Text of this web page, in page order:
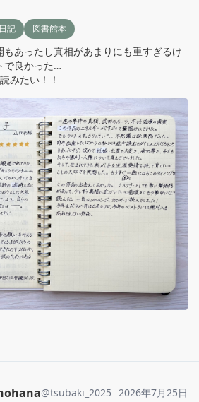
記 図書館本
あったし真相があまりにも重すぎるけ
で良かった…
みたい！！
@tsubaki_2025 2026年7月25日